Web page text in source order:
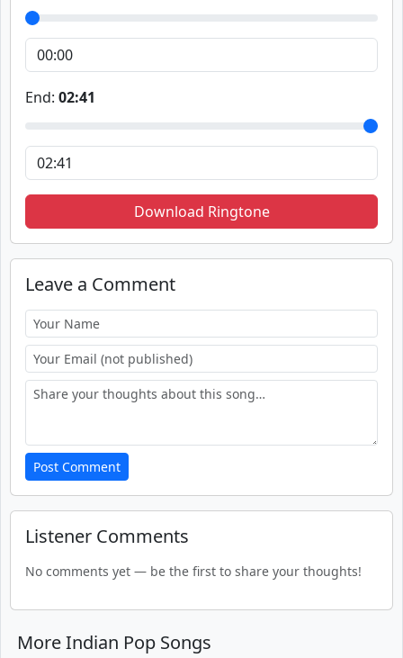
End: 02:41
Download Ringtone
Leave a Comment
Post Comment
Listener Comments
No comments yet — be the first to share your thoughts!
More Indian Pop Songs